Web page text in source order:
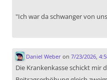
"Ich war da schwanger von
Daniel Weberon 7/23/2026,
Die Krankenkasse schickt mir